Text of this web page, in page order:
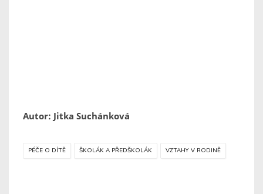
Autor: Jitka Suchánková
PÉČE O DÍTĚ ŠKOLÁK A PŘEDŠKOLÁK VZTAHY V RODINĚ